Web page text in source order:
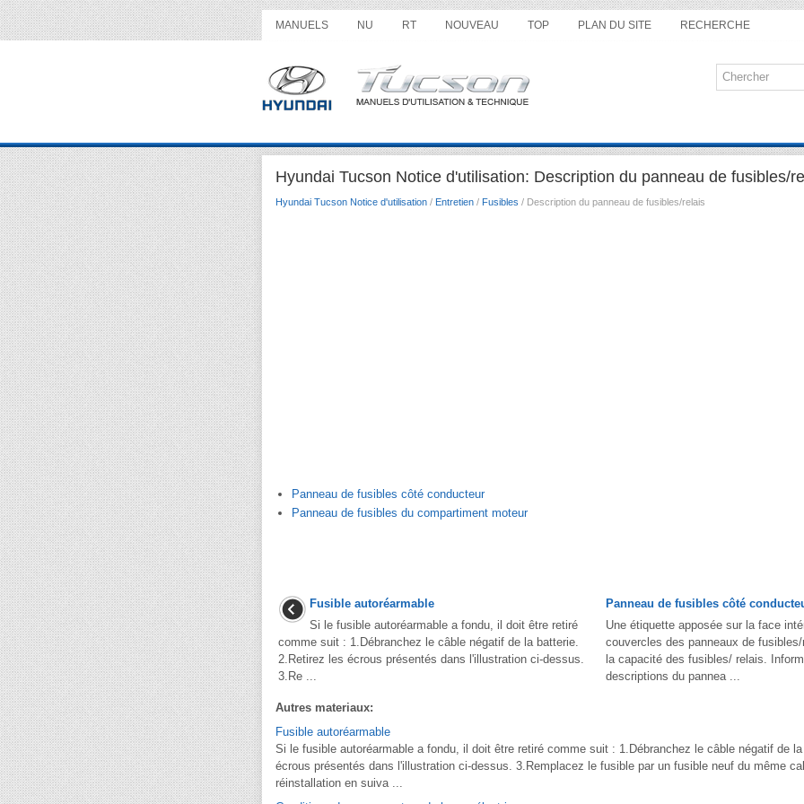
MANUELS NU RT NOUVEAU TOP PLAN DU SITE RECHERCHE
Hyundai Tucson Notice d'utilisation: Description du panneau de fusibles/
Hyundai Tucson Notice d'utilisation / Entretien / Fusibles / Description du panneau de fusibles/relais
Panneau de fusibles côté conducteur
Panneau de fusibles du compartiment moteur
Fusible autoréarmable
Si le fusible autoréarmable a fondu, il doit être retiré
comme suit : 1.Débranchez le câble négatif de la batterie.
2.Retirez les écrous présentés dans l'illustration ci-dessus.
3.Re ...
Panneau de fusibles côté
Une étiquette apposée sur la face
couvercles des panneaux de
la capacité des fusibles/ relais.
descriptions du pannea ...
Autres materiaux:
Fusible autoréarmable
Si le fusible autoréarmable a fondu, il doit être retiré comme suit : 1.Débranchez le câble négatif de
écrous présentés dans l'illustration ci-dessus. 3.Remplacez le fusible par un fusible neuf du même
réinstallation en suiva ...